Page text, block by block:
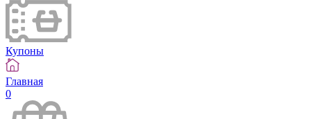
Купоны
Главная
0